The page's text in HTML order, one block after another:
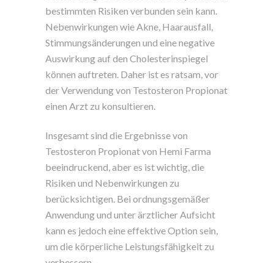
bestimmten Risiken verbunden sein kann.
Nebenwirkungen wie Akne, Haarausfall,
Stimmungsänderungen und eine negative
Auswirkung auf den Cholesterinspiegel
können auftreten. Daher ist es ratsam, vor
der Verwendung von Testosteron Propionat
einen Arzt zu konsultieren.
Insgesamt sind die Ergebnisse von
Testosteron Propionat von Hemi Farma
beeindruckend, aber es ist wichtig, die
Risiken und Nebenwirkungen zu
berücksichtigen. Bei ordnungsgemäßer
Anwendung und unter ärztlicher Aufsicht
kann es jedoch eine effektive Option sein,
um die körperliche Leistungsfähigkeit zu